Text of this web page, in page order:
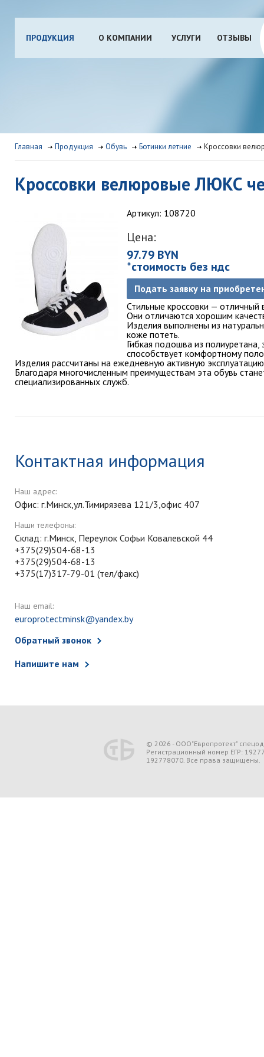
ПРОДУКЦИЯ О КОМПАНИИ УСЛУГИ ОТЗЫВЫ
Главная Продукция Обувь Ботинки летние Кроссовки
Кроссовки велюровые ЛЮКС
Артикул: 108720
Цена:
97.79 BYN
*стоимость без ндс
Подать заявку на
Стильные кроссовки —
Они отличаются хорошим
Изделия выполнены из
коже потеть.
Гибкая подошва из
способствует комфортному
Изделия рассчитаны на ежедневную активную
Благодаря многочисленным преимуществам эта обувь
специализированных служб.
Контактная информация
Наш адрес:
Офис: г.Минск,ул.Тимирязева 121/3,офис 407
Наши телефоны:
Склад: г.Минск, Переулок Софьи Ковалевской 44
+375(29)504-68-13
+375(29)504-68-13
+375(17)317-79-01 (тел/факс)
Наш email:
europrotectminsk@yandex.by
Обратный звонок
Напишите нам
© 2026 - ООО"Европротект"
Регистрационный номер ЕГР:
192778070. Все права защищены.